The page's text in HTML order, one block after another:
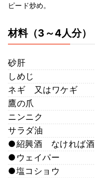
ピード炒め。
材料（3～4人分）
砂肝
しめじ
ネギ 又はワケギ
鷹の爪
ニンニク
サラダ油
●紹興酒 なければ酒
●ウェイパー
●塩コショウ